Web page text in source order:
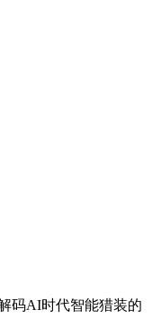
码AI时代智能猎装的